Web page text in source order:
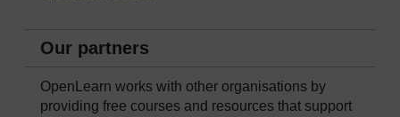
Our partners
OpenLearn works with other organisations by
providing free courses and resources that support